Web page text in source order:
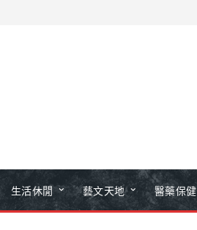
生活休閒 藝文天地 醫藥保健